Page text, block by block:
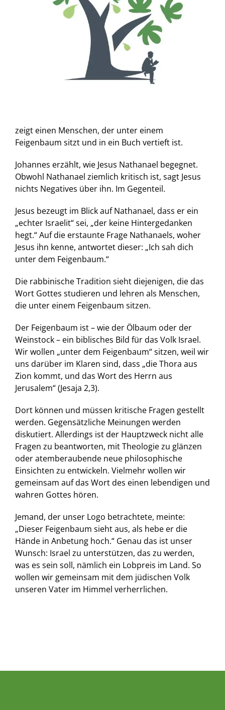
zeigt einen Menschen, der unter einem
Feigenbaum sitzt und in ein Buch vertieft ist.
Johannes erzählt, wie Jesus Nathanael begegnet.
Obwohl Nathanael ziemlich kritisch ist, sagt Jesus
nichts Negatives über ihn. Im Gegenteil.
Jesus bezeugt im Blick auf Nathanael, dass er ein
„echter Israelit“ sei, „der keine Hintergedanken
hegt.“ Auf die erstaunte Frage Nathanaels, woher
Jesus ihn kenne, antwortet dieser: „Ich sah dich
unter dem Feigenbaum.“
Die rabbinische Tradition sieht diejenigen, die das
Wort Gottes studieren und lehren als Menschen,
die unter einem Feigenbaum sitzen.
Der Feigenbaum ist – wie der Ölbaum oder der
Weinstock – ein biblisches Bild für das Volk Israel.
Wir wollen „unter dem Feigenbaum“ sitzen, weil wir
uns darüber im Klaren sind, dass „die Thora aus
Zion kommt, und das Wort des Herrn aus
Jerusalem“ (Jesaja 2,3).
Dort können und müssen kritische Fragen gestellt
werden. Gegensätzliche Meinungen werden
diskutiert. Allerdings ist der Hauptzweck nicht alle
Fragen zu beantworten, mit Theologie zu glänzen
oder atemberaubende neue philosophische
Einsichten zu entwickeln. Vielmehr wollen wir
gemeinsam auf das Wort des einen lebendigen und
wahren Gottes hören.
Jemand, der unser Logo betrachtete, meinte:
„Dieser Feigenbaum sieht aus, als hebe er die
Hände in Anbetung hoch.“ Genau das ist unser
Wunsch: Israel zu unterstützen, das zu werden,
was es sein soll, nämlich ein Lobpreis im Land. So
wollen wir gemeinsam mit dem jüdischen Volk
unseren Vater im Himmel verherrlichen.